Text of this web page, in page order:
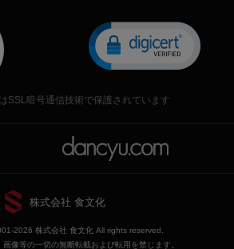
SSL暗号通信技術で保護されています
株式会社 食文化
2026 株式会社 食文化 All rights reserved.
像等の一切の無断転載および転用を禁じます。